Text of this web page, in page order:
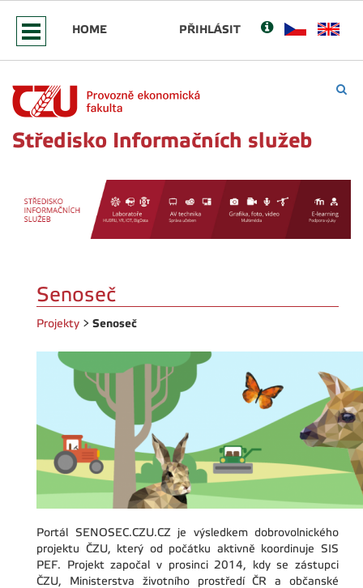
HOME PŘIHLÁSIT
Středisko Informačních služeb
Senoseč
Projekty > Senoseč
Portál SENOSEC.CZU.CZ je výsledkem dobrovolnického
projektu ČZU, který od počátku aktivně koordinuje SIS
PEF. Projekt započal v prosinci 2014, kdy se zástupci
ČZU, Ministerstva životního prostředí ČR a občanské